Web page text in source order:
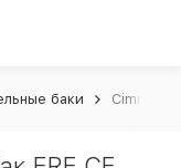
баки Cimm